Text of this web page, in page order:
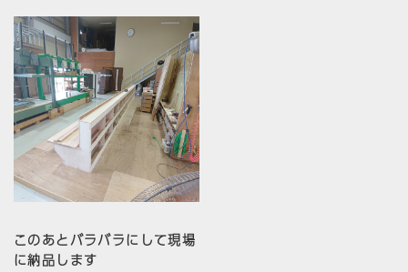
このあとバラバラにして現場
に納品します